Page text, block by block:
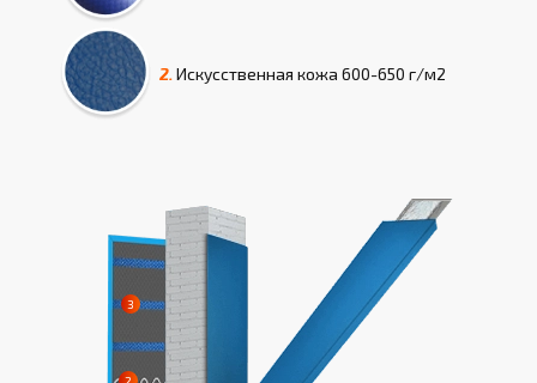
2. Искусcтвенная кожа 600-650 г/м2